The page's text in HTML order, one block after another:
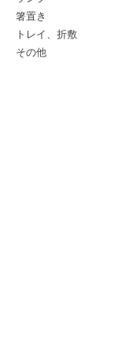
箸置き
トレイ、折敷
その他